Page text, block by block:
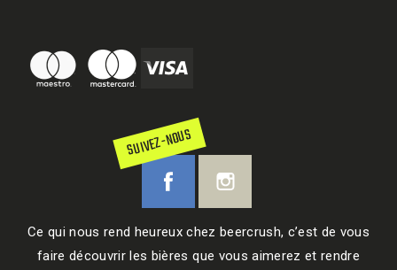
SUIVEZ-NOUS
Ce qui nous rend heureux chez beercrush, c’est de vous
faire découvrir les bières que vous aimerez et rendre